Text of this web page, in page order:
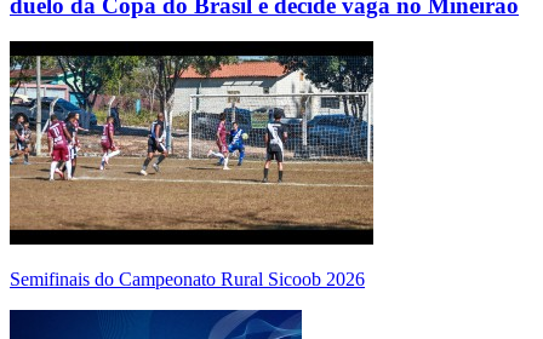
Semifinais do Campeonato Rural Sicoob 2026